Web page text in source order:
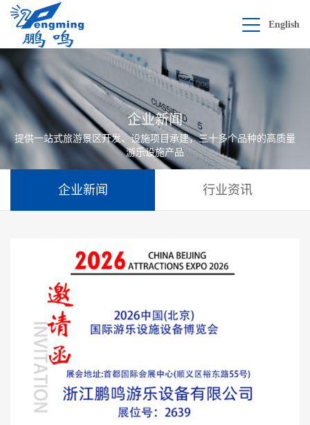
English
企业新闻
提供一站式旅游景区开发、设施项目承建，三十多个品种的高质量
游乐设施产品
企业新闻 行业资讯